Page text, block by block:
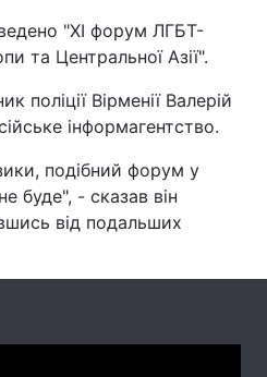
Війна
Політика
Світ
"XI форум ЛГБТ-
та Центральної Азії".
поліції Вірменії Валерій
інформагентство.
подібний форум у
буде", - сказав він
від подальших